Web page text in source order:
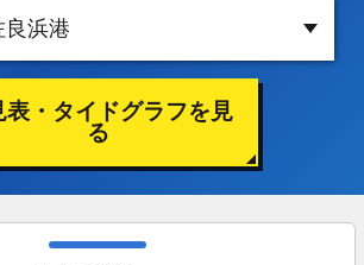
表・タイドグラフを見
る